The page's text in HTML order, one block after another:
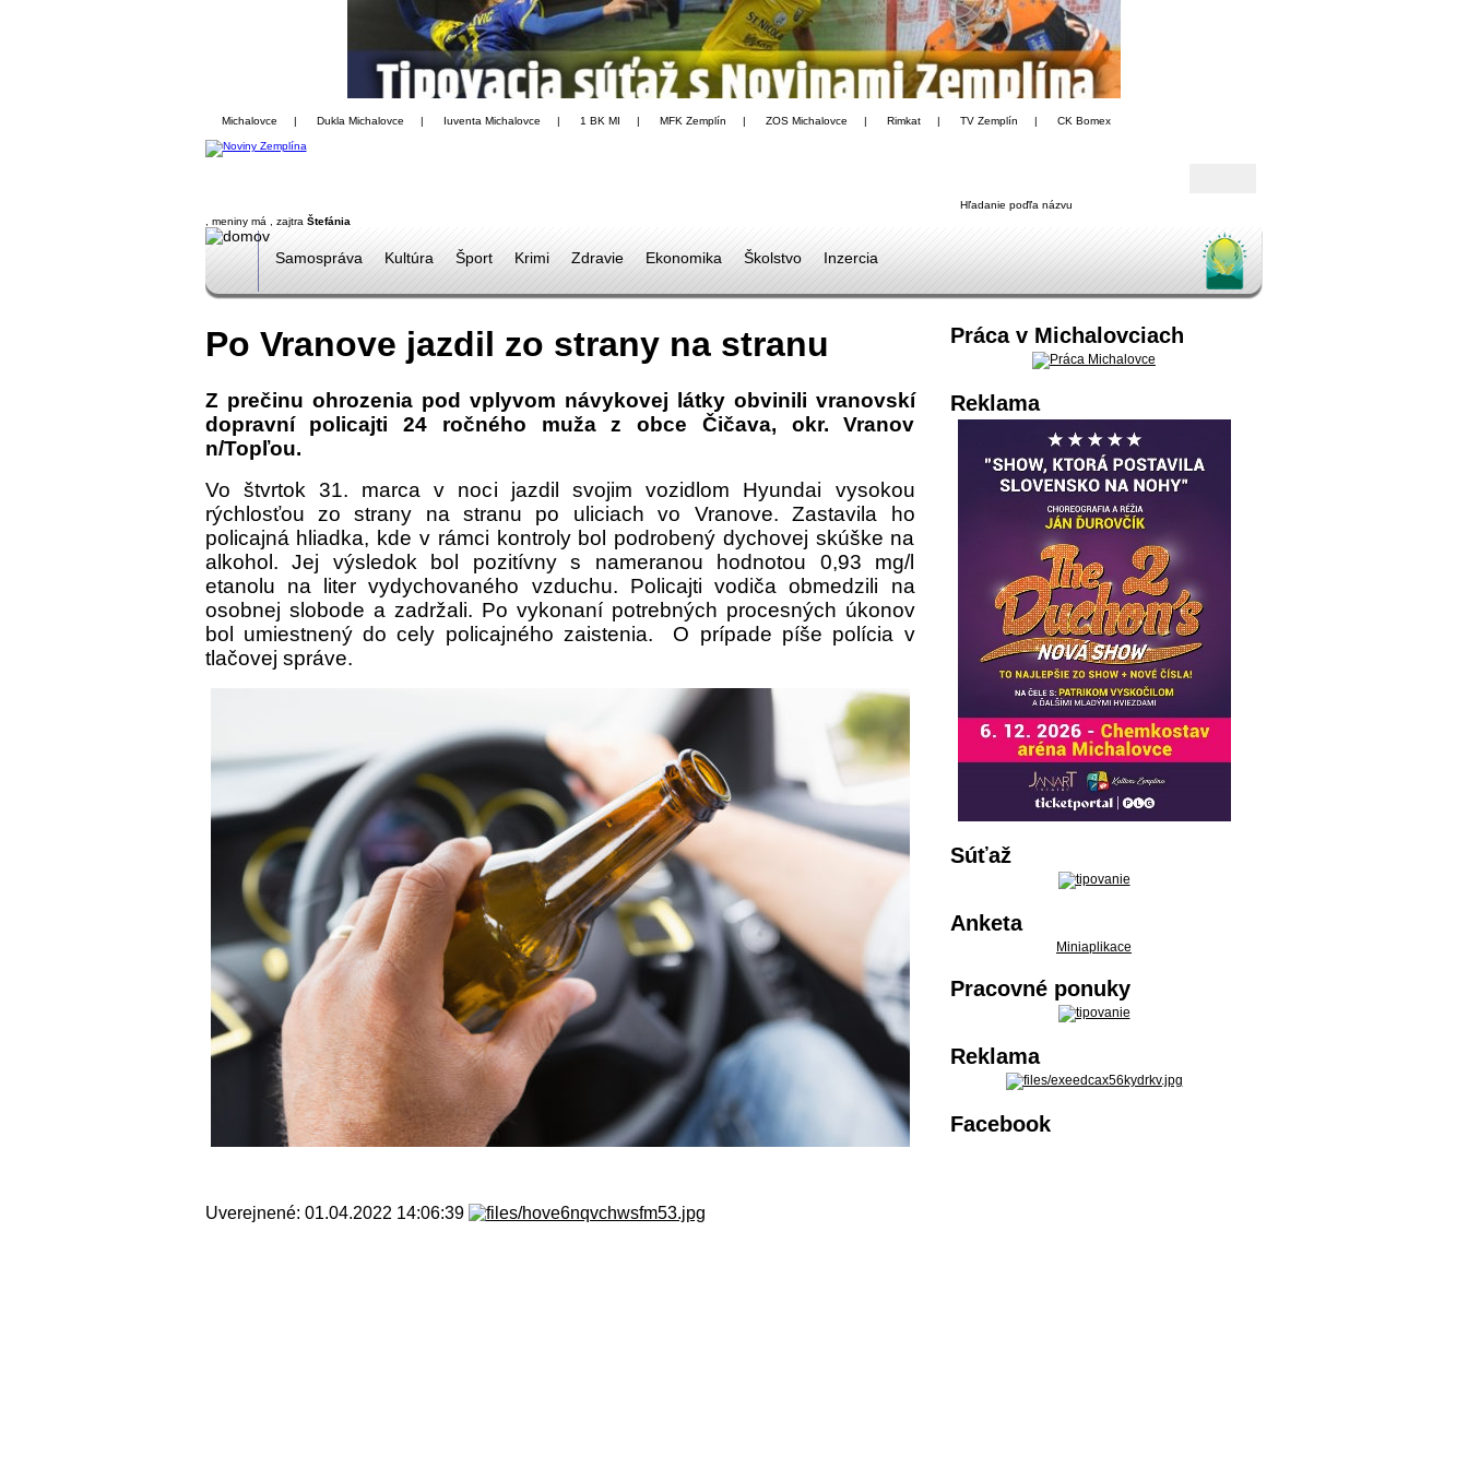
Michalovce | Dukla Michalovce | Iuventa Michalovce | 1 BK MI | MFK Zemplín | ZOS Michalovce | Rimkat | TV Zemplín | CK Bomex
Hľadanie poďľa názvu
, meniny má
, zajtra Štefánia
Samospráva Kultúra Šport Krimi Zdravie Ekonomika Školstvo Inzercia
Po Vranove jazdil zo strany na stranu
Z prečinu ohrozenia pod vplyvom návykovej látky obvinili vranovskí
dopravní policajti 24 ročného muža z obce Čičava, okr. Vranov
n/Topľou.
Vo štvrtok 31. marca v noci jazdil svojim vozidlom Hyundai vysokou
rýchlosťou zo strany na stranu po uliciach vo Vranove. Zastavila ho
policajná hliadka, kde v rámci kontroly bol podrobený dychovej skúške na
alkohol. Jej výsledok bol pozitívny s nameranou hodnotou 0,93 mg/l
etanolu na liter vydychovaného vzduchu. Policajti vodiča obmedzili na
osobnej slobode a zadržali. Po vykonaní potrebných procesných úkonov
bol umiestnený do cely policajného zaistenia. O prípade píše polícia v
tlačovej správe.
Uverejnené: 01.04.2022 14:06:39
Práca v Michalovciach
Reklama
Súťaž
Anketa
Miniaplikace
Pracovné ponuky
Reklama
Facebook